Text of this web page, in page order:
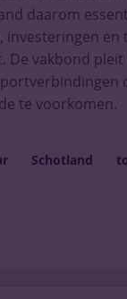
daarom
investeringen en
De vakbond
te voorkomen.
Schotland